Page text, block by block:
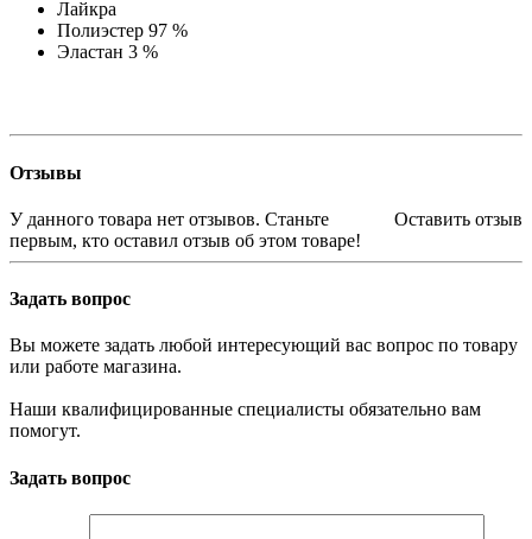
Лайкра
Полиэстер 97 %
Эластан 3 %
Отзывы
Оставить отзыв
У данного товара нет отзывов. Станьте
первым, кто оставил отзыв об этом товаре!
Задать вопрос
Вы можете задать любой интересующий вас вопрос по товару
или работе магазина.
Наши квалифицированные специалисты обязательно вам
помогут.
Задать вопрос